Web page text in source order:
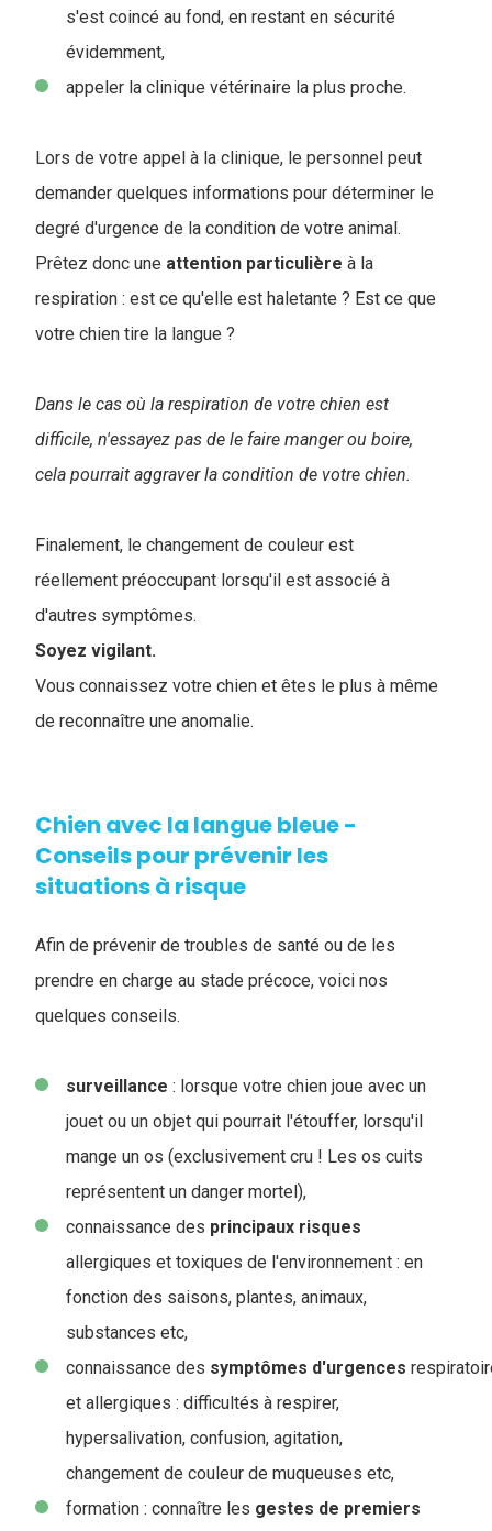
s'est coincé au fond, en restant en sécurité
évidemment,
appeler la clinique vétérinaire la plus proche.
Lors de votre appel à la clinique, le personnel peut
demander quelques informations pour déterminer le
degré d'urgence de la condition de votre animal.
Prêtez donc une attention particulière à la
respiration : est ce qu'elle est haletante ? Est ce que
votre chien tire la langue ?
Dans le cas où la respiration de votre chien est
difficile, n'essayez pas de le faire manger ou boire,
cela pourrait aggraver la condition de votre chien.
Finalement, le changement de couleur est
réellement préoccupant lorsqu'il est associé à
d'autres symptômes.
Soyez vigilant.
Vous connaissez votre chien et êtes le plus à même
de reconnaître une anomalie.
Chien avec la langue bleue -
Conseils pour prévenir les
situations à risque
Afin de prévenir de troubles de santé ou de les
prendre en charge au stade précoce, voici nos
quelques conseils.
surveillance : lorsque votre chien joue avec un
jouet ou un objet qui pourrait l'étouffer, lorsqu'il
mange un os (exclusivement cru ! Les os cuits
représentent un danger mortel),
connaissance des principaux risques
allergiques et toxiques de l'environnement : en
fonction des saisons, plantes, animaux,
substances etc,
connaissance des symptômes d'urgences
et allergiques : difficultés à respirer,
hypersalivation, confusion, agitation,
changement de couleur de muqueuses etc,
formation : connaître les gestes de premiers